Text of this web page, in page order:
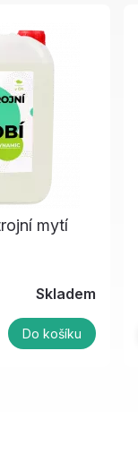
mytí
Skladem
Do košíku